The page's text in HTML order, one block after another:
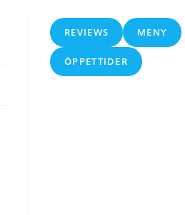
REVIEWS MENY
ÖPPETTIDER